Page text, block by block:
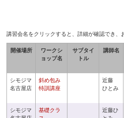
講習会名をクリックすると、詳細が確認でき、
開催場所
ワークシ
ョップ名
サブタイ
トル
講師名
シモジマ
名古屋店
斜め包み
特訓講座
近藤
ひとみ
シモジマ
基礎クラ
近藤ひ